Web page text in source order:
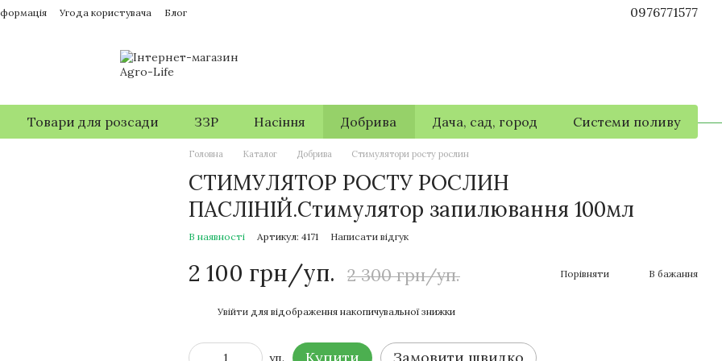
Угода користувача Блог 0976771577
Товари для розсади ЗЗР Насіння Добрива Дача, сад, город Системи поливу
Головна Каталог Добрива Стимулятори росту рослин
СТИМУЛЯТОР РОСТУ РОСЛИН
ПАСЛІНІЙ.Стимулятор запилювання 100мл
В наявності Артикул: 4171 Написати відгук
2 100 грн/уп. 2 300 грн/уп. Порівняти В бажання
Увійти для відображення накопичувальної знижки
уп.